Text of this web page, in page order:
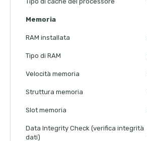
Memoria
RAM installata
Tipo di RAM
Velocità memoria
Struttura memoria
Slot memoria
Data Integrity Check (verifica integrità
dati)